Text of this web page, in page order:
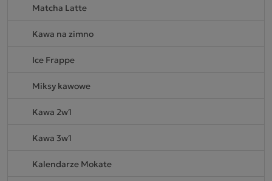
Matcha Latte
Kawa na zimno
Ice Frappe
Miksy kawowe
Kawa 2w1
Kawa 3w1
Kalendarze Mokate